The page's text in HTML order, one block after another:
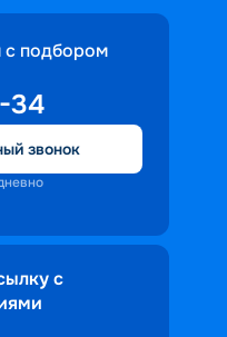
подбором
34
звонок
с